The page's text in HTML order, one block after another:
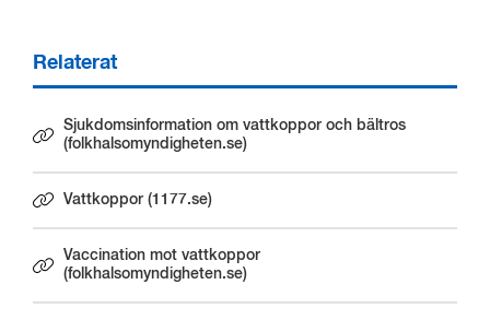
Relaterat
Sjukdomsinformation om vattkoppor och bältros
(folkhalsomyndigheten.se)
Länk till annan webbplats.
Vattkoppor (1177.se)
Länk till annan webbplats.
Vaccination mot vattkoppor
(folkhalsomyndigheten.se)
Länk till annan webbplats.